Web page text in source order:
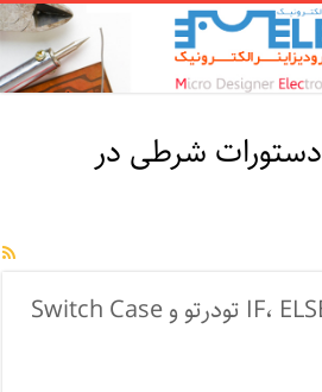
دستورات شرطی در
دستورات IF، ELSE، ELIF، If تودرتو و Switch Case